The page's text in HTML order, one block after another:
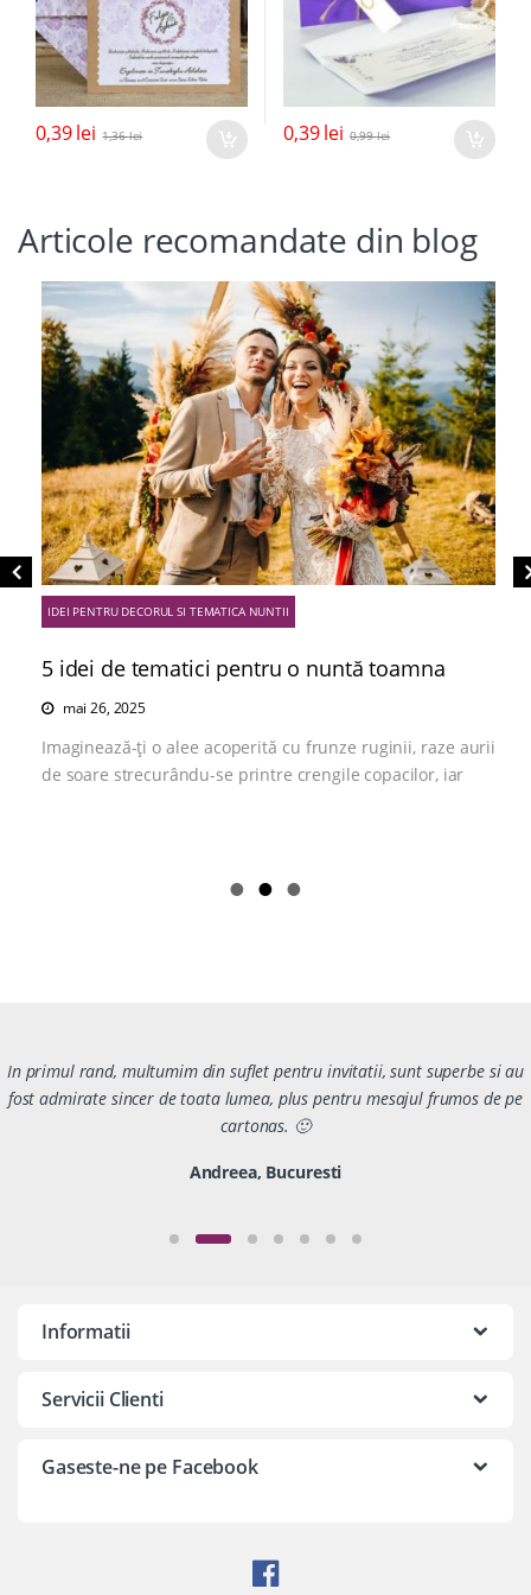
0,39lei 1,36lei 0,39lei 0,99lei
Articole recomandate din blog
IDEI PENTRU DECORUL SI TEMATICA NUNTII
5 idei de tematici pentru o nuntă toamna
mai 26, 2025
Imaginează-ți o alee acoperită cu frunze ruginii, raze aurii
de soare strecurându-se printre crengile copacilor, iar
In primul rand, multumim din suflet pentru invitatii, sunt superbe si au
fost admirate sincer de toata lumea, plus pentru mesajul frumos de pe
cartonas. 🙂
Andreea, Bucuresti
Informatii
Servicii Clienti
Gaseste-ne pe Facebook